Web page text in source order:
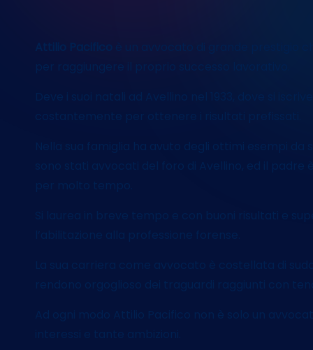
Attilio Pacifico è un avvocato di grande prestigio
per raggiungere il proprio successo lavorativo.
Deve i suoi natali ad Avellino nel 1933, dove si
costantemente per ottenere i risultati prefissati.
Nella sua famiglia ha avuto degli ottimi esempi da
sono stati avvocati del foro di Avellino, ed il
per molto tempo.
Si laurea in breve tempo e con buoni risultati e
l’abilitazione alla professione forense.
La sua carriera come avvocato è costellata di
rendono orgoglioso dei traguardi raggiunti con
Ad ogni modo Attilio Pacifico non è solo un
interessi e tante ambizioni.